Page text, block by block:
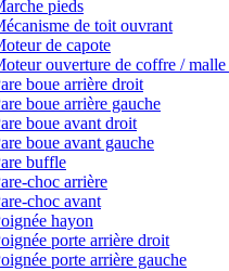
pieds
de toit ouvrant
de capote
ouverture de coffre / malle
boue arrière droit
boue arrière gauche
boue avant droit
boue avant gauche
buffle
choc arrière
choc avant
hayon
porte arrière droit
porte arrière gauche